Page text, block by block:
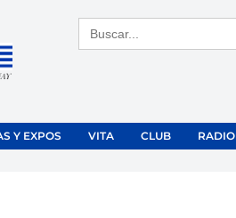
Buscar:
Y EXPOS VITA CLUB RADIO